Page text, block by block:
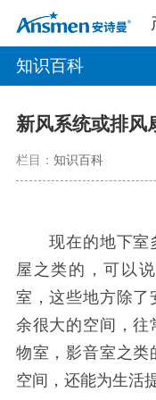
知识百科
新风系统或排风
栏目： 知识百科
现在的地下室
屋之类的，可以
室，这些地方除了
余很大的空间，往
物室，影音室之类
空间，还能为生活